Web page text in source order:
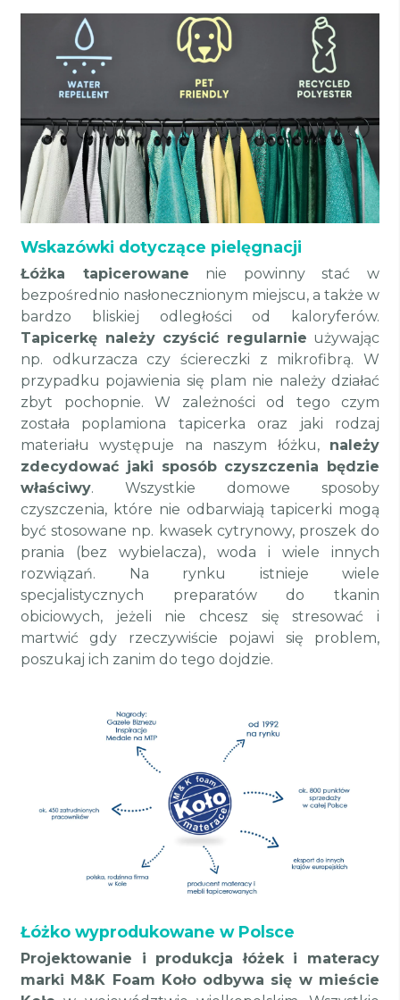
Wskazówki dotyczące pielęgnacji
Łóżka tapicerowane nie powinny stać w
bezpośrednio nasłonecznionym miejscu, a także w
bardzo bliskiej odległości od kaloryferów.
Tapicerkę należy czyścić regularnie używając
np. odkurzacza czy ściereczki z mikrofibrą. W
przypadku pojawienia się plam nie należy działać
zbyt pochopnie. W zależności od tego czym
została poplamiona tapicerka oraz jaki rodzaj
materiału występuje na naszym łóżku, należy
zdecydować jaki sposób czyszczenia będzie
właściwy. Wszystkie domowe sposoby
czyszczenia, które nie odbarwiają tapicerki mogą
być stosowane np. kwasek cytrynowy, proszek do
prania (bez wybielacza), woda i wiele innych
rozwiązań. Na rynku istnieje wiele
specjalistycznych preparatów do tkanin
obiciowych, jeżeli nie chcesz się stresować i
martwić gdy rzeczywiście pojawi się problem,
poszukaj ich zanim do tego dojdzie.
Łóżko wyprodukowane w Polsce
Projektowanie i produkcja łóżek i materacy
marki M&K Foam Koło odbywa się w mieście